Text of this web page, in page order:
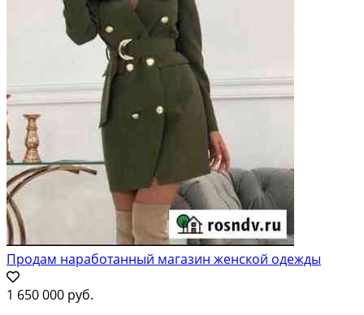
Продам наработанный магазин женской одежды
1 650 000 руб.